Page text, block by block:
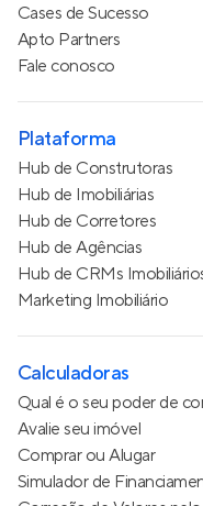
Cases de Sucesso
Apto Partners
Fale conosco
Plataforma
Hub de Construtoras
Hub de Imobiliárias
Hub de Corretores
Hub de Agências
Hub de CRMs
Marketing Imobiliário
Calculadoras
Qual é o seu poder de
Avalie seu imóvel
Comprar ou Alugar
Simulador de